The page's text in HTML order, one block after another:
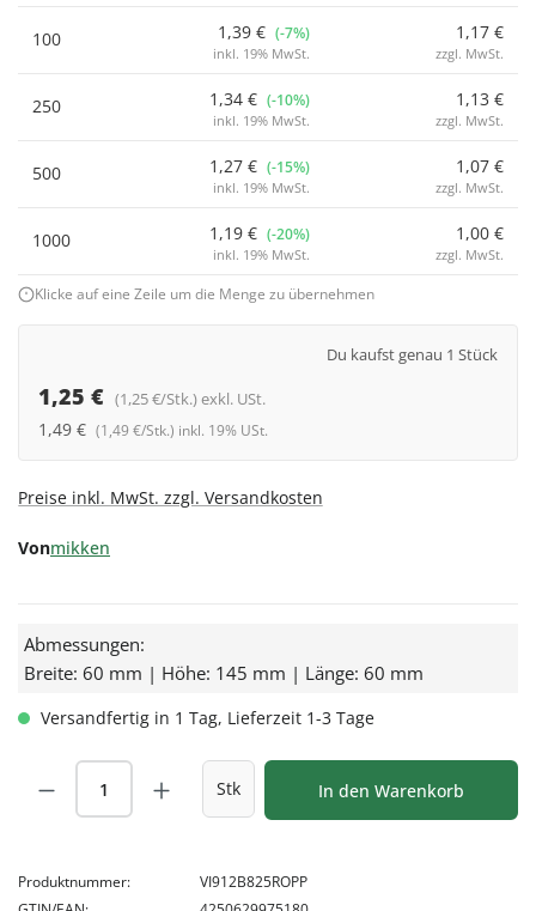
100 1,39 € (-7%)
inkl. 19% MwSt.
1,17 €
zzgl. MwSt.
250 1,34 € (-10%)
inkl. 19% MwSt.
1,13 €
zzgl. MwSt.
500 1,27 € (-15%)
inkl. 19% MwSt.
1,07 €
zzgl. MwSt.
1000 1,19 € (-20%)
inkl. 19% MwSt.
1,00 €
zzgl. MwSt.
Klicke auf eine Zeile um die Menge zu übernehmen
Du kaufst genau 1 Stück
1,25 € (1,25 €/Stk.) exkl. USt.
1,49 € (1,49 €/Stk.) inkl. 19% USt.
Preise inkl. MwSt. zzgl. Versandkosten
Vonmikken
Abmessungen:
Breite: 60 mm | Höhe: 145 mm | Länge: 60 mm
Versandfertig in 1 Tag, Lieferzeit 1-3 Tage
Produkt Anzahl: Gib den gewünschten
Stk In den Warenkorb
Produktnummer:
VI912B825ROPP